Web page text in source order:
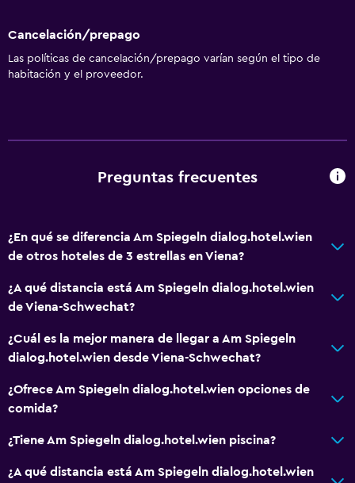
Cancelación/prepago
Las políticas de cancelación/prepago varían según el tipo de
habitación y el proveedor.
Preguntas frecuentes
¿En qué se diferencia Am Spiegeln dialog.hotel.wien
de otros hoteles de 3 estrellas en Viena?
¿A qué distancia está Am Spiegeln dialog.hotel.wien
de Viena-Schwechat?
¿Cuál es la mejor manera de llegar a Am Spiegeln
dialog.hotel.wien desde Viena-Schwechat?
¿Ofrece Am Spiegeln dialog.hotel.wien opciones de
comida?
¿Tiene Am Spiegeln dialog.hotel.wien piscina?
¿A qué distancia está Am Spiegeln dialog.hotel.wien